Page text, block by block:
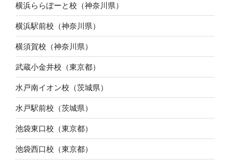
横浜ららぽーと校（神奈川県）
横浜駅前校（神奈川県）
横須賀校（神奈川県）
武蔵小金井校（東京都）
水戸南イオン校（茨城県）
水戸駅前校（茨城県）
池袋東口校（東京都）
池袋西口校（東京都）